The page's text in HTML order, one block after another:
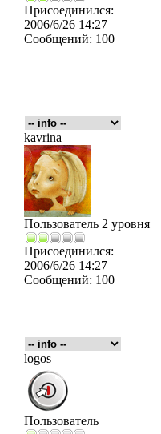
Присоединился:
2006/6/26 14:27
Сообщений: 100
kavrina
Пользователь 2 уровня
Присоединился:
2006/6/26 14:27
Сообщений: 100
logos
Пользователь